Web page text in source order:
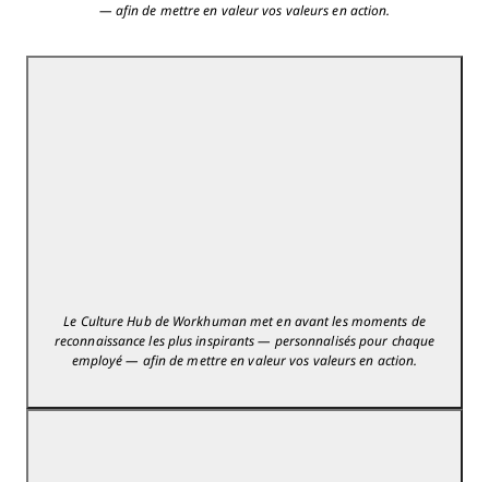
— afin de mettre en valeur vos valeurs en action.
Le Culture Hub de Workhuman met en avant les moments de
reconnaissance les plus inspirants — personnalisés pour chaque
employé — afin de mettre en valeur vos valeurs en action.